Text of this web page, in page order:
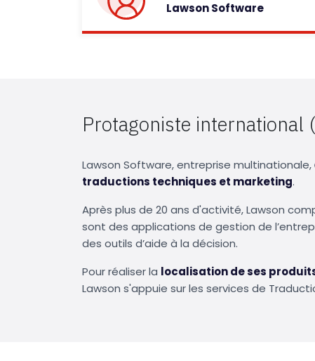
Lawson Software
Protagoniste international
Lawson Software, entreprise multinationale,
traductions techniques et marketing.
Après plus de 20 ans d'activité, Lawson
sont des applications de gestion de
des outils d’aide à la décision.
Pour réaliser la localisation de ses
Lawson s'appuie sur les services de